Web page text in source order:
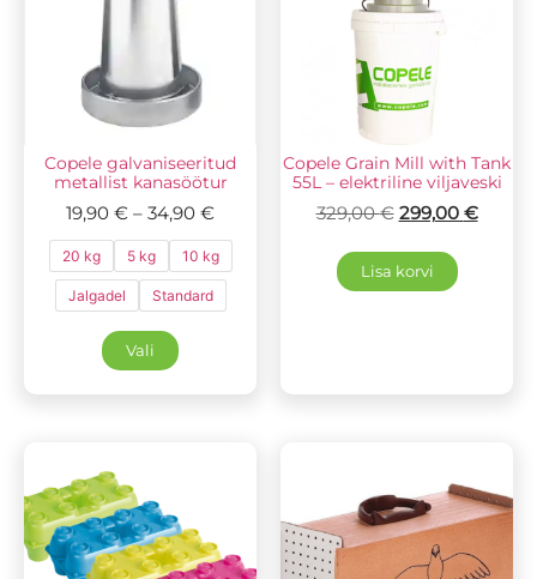
Copele galvaniseeritud
metallist kanasöötur
19,90 € – 34,90 €
20 kg 5 kg 10 kg
Jalgadel Standard
Vali
Copele Grain Mill with Tank
55L – elektriline viljaveski
329,00€ 299,00 €
Lisa korvi